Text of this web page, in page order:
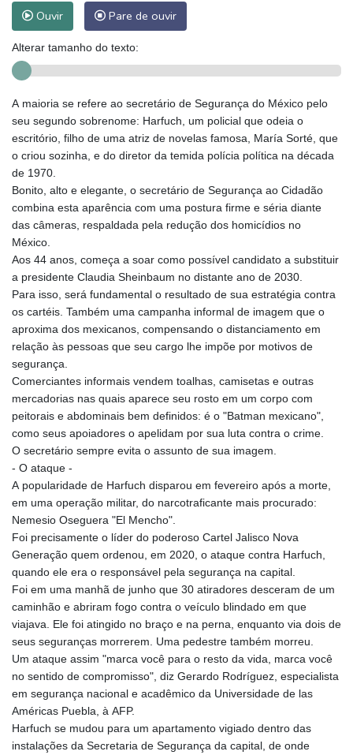
Ouvir Pare de ouvir
Alterar tamanho do texto:
A maioria se refere ao secretário de Segurança do México pelo
seu segundo sobrenome: Harfuch, um policial que odeia o
escritório, filho de uma atriz de novelas famosa, María Sorté, que
o criou sozinha, e do diretor da temida polícia política na década
de 1970.
Bonito, alto e elegante, o secretário de Segurança ao Cidadão
combina esta aparência com uma postura firme e séria diante
das câmeras, respaldada pela redução dos homicídios no
México.
Aos 44 anos, começa a soar como possível candidato a substituir
a presidente Claudia Sheinbaum no distante ano de 2030.
Para isso, será fundamental o resultado de sua estratégia contra
os cartéis. Também uma campanha informal de imagem que o
aproxima dos mexicanos, compensando o distanciamento em
relação às pessoas que seu cargo lhe impõe por motivos de
segurança.
Comerciantes informais vendem toalhas, camisetas e outras
mercadorias nas quais aparece seu rosto em um corpo com
peitorais e abdominais bem definidos: é o "Batman mexicano",
como seus apoiadores o apelidam por sua luta contra o crime.
O secretário sempre evita o assunto de sua imagem.
- O ataque -
A popularidade de Harfuch disparou em fevereiro após a morte,
em uma operação militar, do narcotraficante mais procurado:
Nemesio Oseguera "El Mencho".
Foi precisamente o líder do poderoso Cartel Jalisco Nova
Generação quem ordenou, em 2020, o ataque contra Harfuch,
quando ele era o responsável pela segurança na capital.
Foi em uma manhã de junho que 30 atiradores desceram de um
caminhão e abriram fogo contra o veículo blindado em que
viajava. Ele foi atingido no braço e na perna, enquanto via dois de
seus seguranças morrerem. Uma pedestre também morreu.
Um ataque assim "marca você para o resto da vida, marca você
no sentido de compromisso", diz Gerardo Rodríguez, especialista
em segurança nacional e acadêmico da Universidade de las
Américas Puebla, à AFP.
Harfuch se mudou para um apartamento vigiado dentro das
instalações da Secretaria de Segurança da capital, de onde